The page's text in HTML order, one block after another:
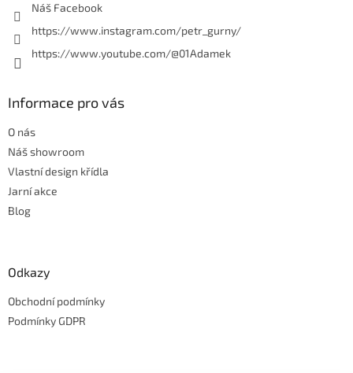
Náš Facebook
https://www.instagram.com/petr_gurny/
https://www.youtube.com/@01Adamek
Informace pro vás
O nás
Náš showroom
Vlastní design křídla
Jarní akce
Blog
Odkazy
Obchodní podmínky
Podmínky GDPR